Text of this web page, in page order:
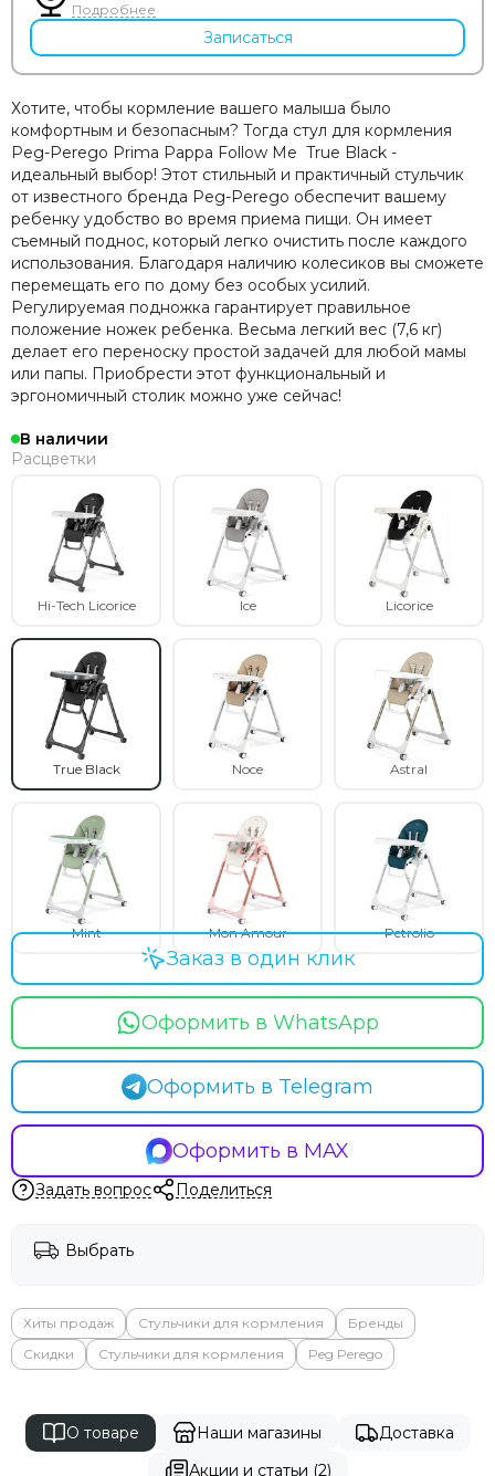
Подробнее
Записаться
Хотите, чтобы кормление вашего малыша было
комфортным и безопасным? Тогда стул для кормления
Peg-Perego Prima Pappa Follow Me True Black -
идеальный выбор! Этот стильный и практичный стульчик
от известного бренда Peg-Perego обеспечит вашему
ребенку удобство во время приема пищи. Он имеет
съемный поднос, который легко очистить после каждого
использования. Благодаря наличию колесиков вы сможете
перемещать его по дому без особых усилий.
Регулируемая подножка гарантирует правильное
положение ножек ребенка. Весьма легкий вес (7,6 кг)
делает его переноску простой задачей для любой мамы
или папы. Приобрести этот функциональный и
эргономичный столик можно уже сейчас!
В наличии
Расцветки
Hi-Tech Licorice Ice Licorice
True Black Noce Astral
Mint Mon Amour Petrolio
Оформить в WhatsApp
Оформить в Telegram
Оформить в MAX
Заказ в один клик
Задать вопрос Поделиться
Выбрать
Хиты продаж Стульчики для кормления
Бренды
Скидки
Стульчики для кормления Peg Perego
О товаре Наши магазины
Доставка
Акции и статьи (2)